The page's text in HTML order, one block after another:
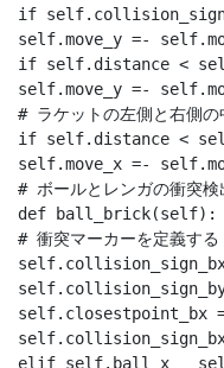
if
self.move_y =-
if self.distance <
self.move_y =-
# ラケットの左側と右側の
if self.distance <
self.move_x =-
# ボールとレンガの衝突検
def ball_brick(self):
# 衝突マーカーを定義する
self.closestpoint_bx
elif self.ball_x